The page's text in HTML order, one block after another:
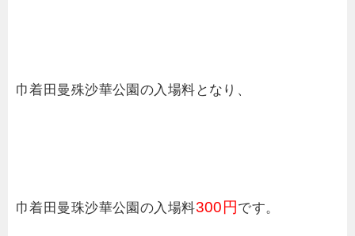
巾着田曼殊沙華公園の入場料となり、
巾着田曼珠沙華公園の入場料300円 です。